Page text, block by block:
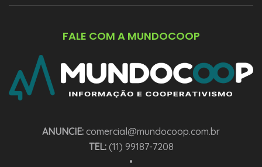
FALE COM A MUNDOCOOP
ANUNCIE: comercial@mundocoop.com.br
TEL:(11) 99187-7208
•